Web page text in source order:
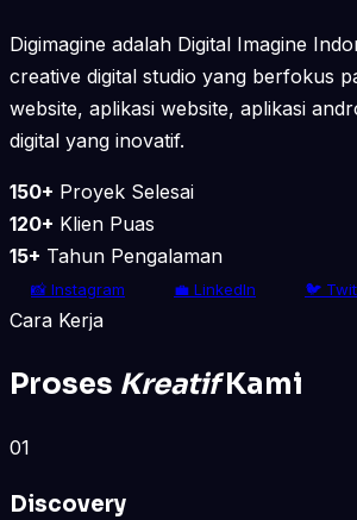
Digimagine adalah Digital Imagine
creative digital studio yang berfokus
website, aplikasi website, aplikasi
digital yang inovatif.
150+ Proyek Selesai
120+ Klien Puas
15+ Tahun Pengalaman
📸 Instagram 💼 LinkedIn 🐦
Cara Kerja
Proses KreatifKami
01
Discovery